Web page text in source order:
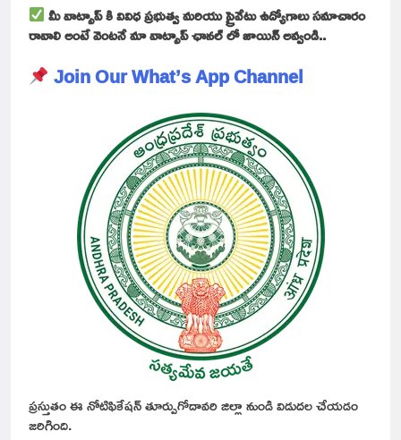
మీ వాట్సాప్ కి వివిధ ప్రభుత్వ మరియు ప్రైవేటు ఉద్యోగాలు సమాచారం
రావాలి అంటే వెంటనే మా వాట్సాప్ ఛానల్ లో జాయిన్ అవ్వండి..
Join Our What’s App Channel
ప్రస్తుతం ఈ నోటిఫికేషన్ తూర్పుగోదావరి జిల్లా నుండి విడుదల చేయడం
జరిగింది.